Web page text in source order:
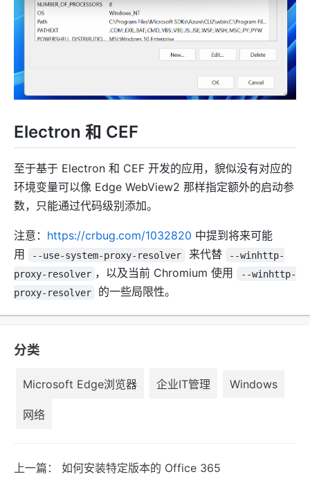
Electron 和 CEF
至于基于 Electron 和 CEF 开发的应用，貌似没有对应的
环境变量可以像 Edge WebView2 那样指定额外的启动参
数，只能通过代码级别添加。
注意： https://crbug.com/1032820 中提到将来可能
用
--use-system-proxy-resolver 来代替
--winhttp-
proxy-resolver ，以及当前 Chromium 使用
--winhttp-
proxy-resolver
的一些局限性。
分类
Microsoft Edge浏览器 企业IT管理 Windows
网络
上一篇：
如何安装特定版本的 Office 365